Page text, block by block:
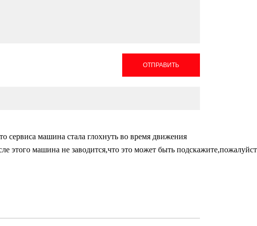
ОТПРАВИТЬ
сервиса машина стала глохнуть во время движения
этого машина не заводится,что это может быть